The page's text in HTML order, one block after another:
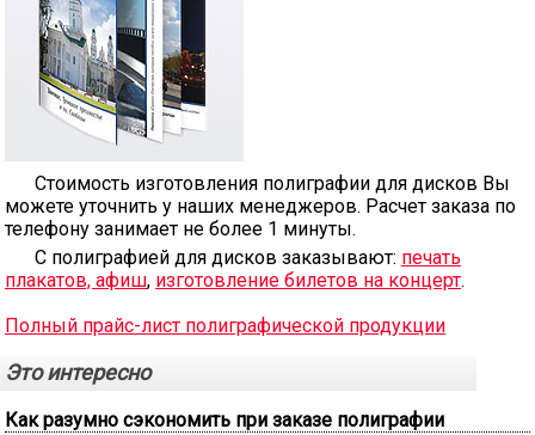
Стоимость изготовления полиграфии для дисков Вы
можете уточнить у наших менеджеров. Расчет заказа по
телефону занимает не более 1 минуты.
С полиграфией для дисков заказывают: печать
плакатов, афиш, изготовление билетов на концерт.
Полный прайс-лист полиграфической продукции
Это интересно
Как разумно сэкономить при заказе полиграфии